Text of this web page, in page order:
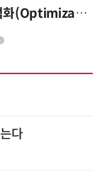
AI 시대의 의사결정을 바꾸는 수리최적화(Optimization): 실제 산업 적용 사례와 활용 전략
다